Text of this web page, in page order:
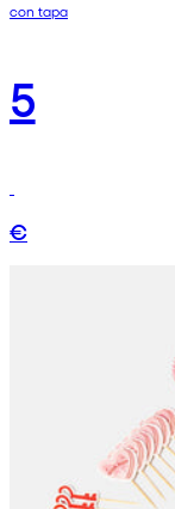
con tapa
5
€